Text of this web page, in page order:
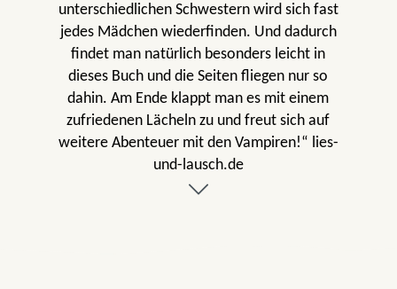
unterschiedlichen Schwestern wird sich fast
jedes Mädchen wiederfinden. Und dadurch
findet man natürlich besonders leicht in
dieses Buch und die Seiten fliegen nur so
dahin. Am Ende klappt man es mit einem
zufriedenen Lächeln zu und freut sich auf
weitere Abenteuer mit den Vampiren!“ lies-
und-lausch.de